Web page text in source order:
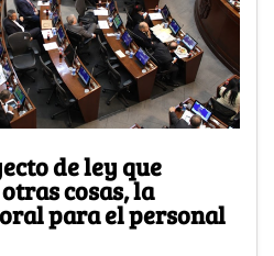
de ley que
cosas, la
para el personal